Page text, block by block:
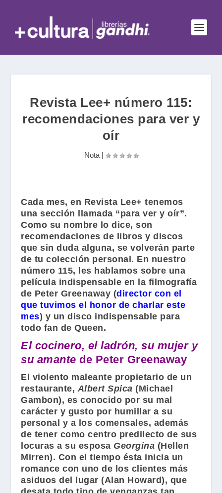
Revista Lee+ número 115:
recomendaciones para ver y
oír
Nota|
Cada mes, en Revista Lee+ tenemos
una sección llamada “para ver y oír”.
Como su nombre lo dice, son
recomendaciones de libros y discos
que sin duda alguna, se volverán parte
de tu colección personal. En nuestro
número 115, les hablamos sobre una
película indispensable en la filmografía
de Peter Greenaway (director con el
que tuvimos el honor de charlar este
mes) y un disco indispensable para
todo fan deQueen.
El cocinero, el ladrón, su mujer y
su amante de Peter Greenaway
El violento maleante propietario de un
restaurante, Albert Spica (Michael
Gambon), es conocido por su mal
carácter y gusto por humillar a su
personal y a los comensales, además
de tener como centro predilecto de sus
locuras a su esposa Georgina (Hellen
Mirren). Con el tiempo ésta inicia un
romance con uno de los clientes más
asiduos del lugar (Alan Howard), que